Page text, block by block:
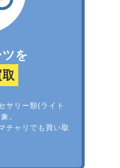
を
サリー類(ライト
。
チャリでも買い取